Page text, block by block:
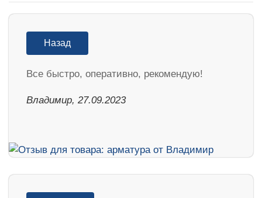
Назад
Все быстро, оперативно, рекомендую!
Владимир, 27.09.2023